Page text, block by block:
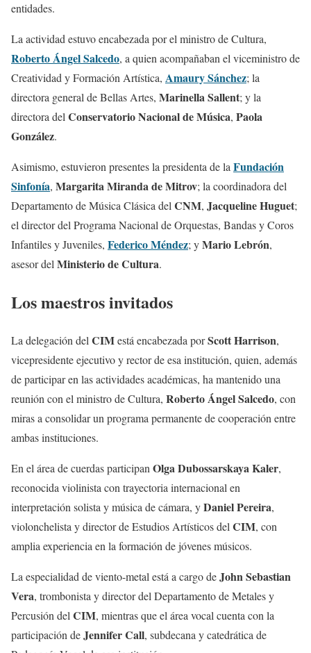
entidades.
La actividad estuvo encabezada por el ministro de Cultura,
Roberto Ángel Salcedo, a quien acompañaban el viceministro de
Creatividad y Formación Artística, Amaury Sánchez; la
directora general de Bellas Artes, Marinella Sallent; y la
directora delConservatorio Nacional de Música, Paola
González.
Asimismo, estuvieron presentes la presidenta de laFundación
Sinfonía, Margarita Miranda de Mitrov; la coordinadora del
Departamento de Música Clásica delCNM, Jacqueline Huguet;
el director del Programa Nacional de Orquestas, Bandas y Coros
Infantiles y Juveniles, Federico Méndez; yMario Lebrón,
asesor delMinisterio de Cultura.
Los maestros invitados
La delegación del CIMestá encabezada porScott Harrison,
vicepresidente ejecutivo y rector de esa institución, quien, además
de participar en las actividades académicas, ha mantenido una
reunión con el ministro de Cultura, Roberto Ángel Salcedo, con
miras a consolidar un programa permanente de cooperación entre
ambas instituciones.
En el área de cuerdas participan Olga Dubossarskaya Kaler,
reconocida violinista con trayectoria internacional en
interpretación solista y música de cámara, yDaniel Pereira,
violonchelista y director de Estudios Artísticos del CIM, con
amplia experiencia en la formación de jóvenes músicos.
La especialidad de viento-metal está a cargo deJohn Sebastian
Vera, trombonista y director del Departamento de Metales y
Percusión del CIM, mientras que el área vocal cuenta con la
participación deJennifer Call, subdecana y catedrática de